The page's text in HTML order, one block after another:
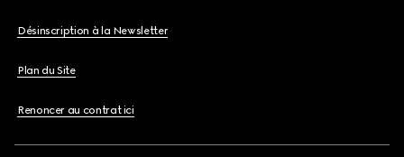
Désinscription à la Newsletter
Plan du Site
Renoncer au contrat ici